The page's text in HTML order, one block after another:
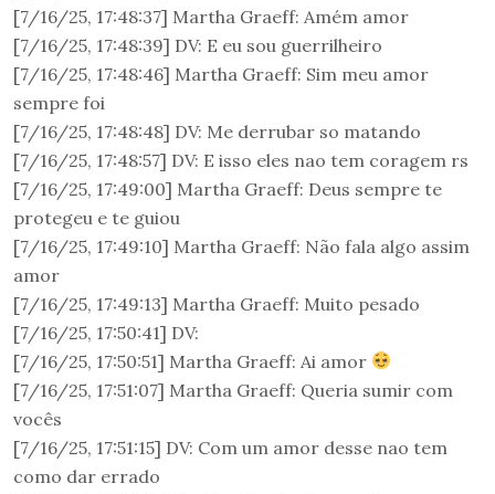
[7/16/25, 17:48:37] Martha Graeff: Amém amor
[7/16/25, 17:48:39] DV: E eu sou guerrilheiro
[7/16/25, 17:48:46] Martha Graeff: Sim meu amor
sempre foi
[7/16/25, 17:48:48] DV: Me derrubar so matando
[7/16/25, 17:48:57] DV: E isso eles nao tem coragem rs
[7/16/25, 17:49:00] Martha Graeff: Deus sempre te
protegeu e te guiou
[7/16/25, 17:49:10] Martha Graeff: Não fala algo assim
amor
[7/16/25, 17:49:13] Martha Graeff: Muito pesado
‎[7/16/25, 17:50:41] DV: ‎
[7/16/25, 17:50:51] Martha Graeff: Ai amor
[7/16/25, 17:51:07] Martha Graeff: Queria sumir com
vocês
[7/16/25, 17:51:15] DV: Com um amor desse nao tem
como dar errado